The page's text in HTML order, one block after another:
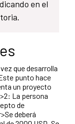
en el
que desarrolla
punto hace
un proyecto
La persona
de
deberá